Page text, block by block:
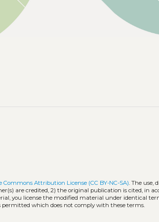
Commons Attribution License (CC BY-NC-SA). The use,
are credited, 2) the original publication is cited, in
you license the modified material under identical
which does not comply with these terms.